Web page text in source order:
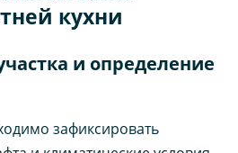
кухни
и определение
зафиксировать